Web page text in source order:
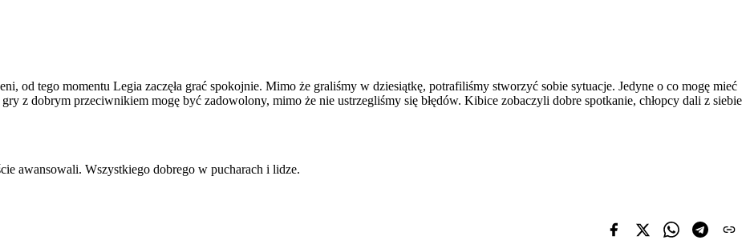
od tego momentu Legia zaczęła grać spokojnie. Mimo że graliśmy w dziesiątkę, potrafiliśmy stworzyć sobie sytuacje. Jedyne o co mogę mieć
z dobrym przeciwnikiem mogę być zadowolony, mimo że nie ustrzegliśmy się błędów. Kibice zobaczyli dobre spotkanie, chłopcy dali z siebie
awansowali. Wszystkiego dobrego w pucharach i lidze.